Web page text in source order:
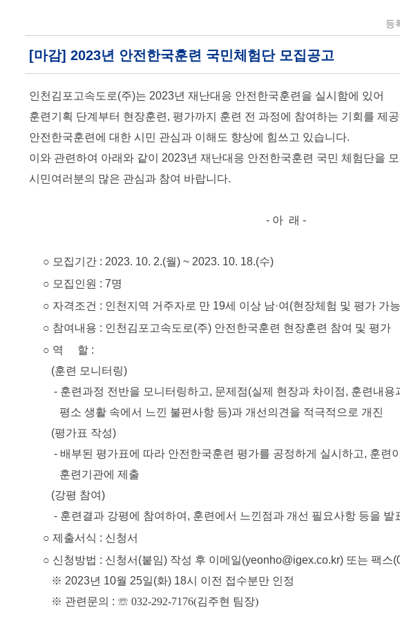
등
[마감] 2023년 안전한국훈련 국민체험단 모집공고
인천김포고속도로(주)는 2023년 재난대응 안전한국훈련을 실시함에 있어
훈련기획 단계부터 현장훈련, 평가까지 훈련 전 과정에 참여하는 기회를 제공
안전한국훈련에 대한 시민 관심과 이해도 향상에 힘쓰고 있습니다.
이와 관련하여 아래와 같이 2023년 재난대응 안전한국훈련 국민 체험단을 모
시민여러분의 많은 관심과 참여 바랍니다.
- 아 래 -
○ 모집기간 : 2023. 10. 2.(월) ~ 2023. 10. 18.(수)
○ 모집인원 : 7명
○ 자격조건 : 인천지역 거주자로 만 19세 이상 남·여(현장체험 및 평가 가
○ 참여내용 : 인천김포고속도로(주) 안전한국훈련 현장훈련 참여 및 평가
○ 역 할 :
(훈련 모니터링)
- 훈련과정 전반을 모니터링하고, 문제점(실제 현장과 차이점, 훈련내용
평소 생활 속에서 느낀 불편사항 등)과 개선의견을 적극적으로 개진
(평가표 작성)
- 배부된 평가표에 따라 안전한국훈련 평가를 공정하게 실시하고, 훈련
훈련기관에 제출
(강평 참여)
- 훈련결과 강평에 참여하여, 훈련에서 느낀점과 개선 필요사항 등을 발
○ 제출서식 : 신청서
○ 신청방법 : 신청서(붙임) 작성 후 이메일(yeonho@igex.co.kr) 또는 팩스
※ 2023년 10월 25일(화) 18시 이전 접수분만 인정
※ 관련문의 : ☏ 032-292-7176(김주현 팀장)